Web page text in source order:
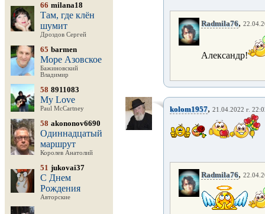
66 milana18
Там, где клён
шумит
Дроздов Сергей
65 barmen
Море Азовское
Бажиновский
Владимир
58 8911083
My Love
Paul McCartney
58 akononov6690
Одиннадцатый
маршрут
Королев Анатолий
51 jukovai37
С Днем
Рождения
Авторские
Radmila76,
Александр!
kolom1957, 21.04.2022 г.
Radmila76,